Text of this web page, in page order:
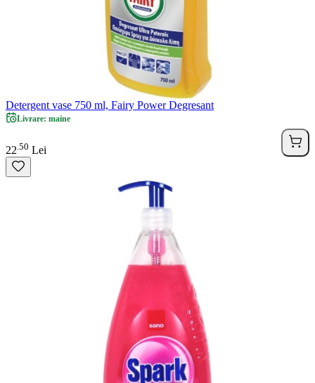
Detergent vase 750 ml, Fairy Power Degresant
Livrare: maine
22 50 Lei